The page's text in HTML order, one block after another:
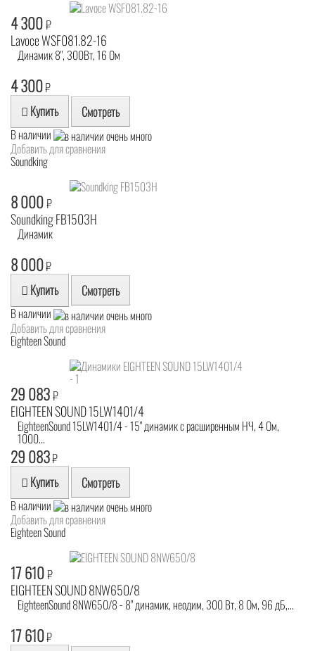
4 300₽
Lavoce WSF081.82-16
Динамик 8", 300Вт, 16 Ом
4 300₽
Купить Смотреть
В наличии
Добавить для сравнения
Soundking
8 000₽
Soundking FB1503H
Динамик
8 000₽
Купить Смотреть
В наличии
Добавить для сравнения
Eighteen Sound
29 083₽
EIGHTEEN SOUND 15LW1401/4
EighteenSound 15LW1401/4 - 15" динамик с расширенным НЧ, 4 Ом,
1000...
29 083₽
Купить Смотреть
В наличии
Добавить для сравнения
Eighteen Sound
17 610₽
EIGHTEEN SOUND 8NW650/8
EighteenSound 8NW650/8 - 8" динамик, неодим, 300 Вт, 8 Ом, 96 дБ,...
17 610₽